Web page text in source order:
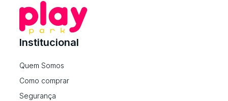
Institucional
Quem Somos
Como comprar
Segurança